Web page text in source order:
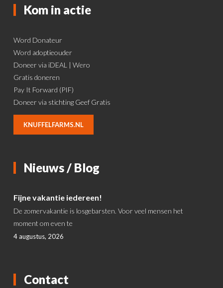
Kom in actie
Word Donateur
Word adoptieouder
Doneer via iDEAL | Wero
Gratis doneren
Pay It Forward (PIF)
Doneer via stichting Geef Gratis
KNUFFELFARMS.NL
Nieuws / Blog
Fijne vakantie iedereen!
De zomervakantie is losgebarsten. Voor veel mensen het
moment om even te
4 augustus, 2026
Contact